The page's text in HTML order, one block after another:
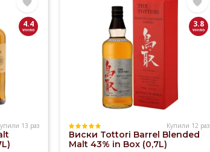
4.4
13 раз
3.8
Купили 12 раз
Виски Tottori Barrel Blended
Malt 43% in Box (0,7L)